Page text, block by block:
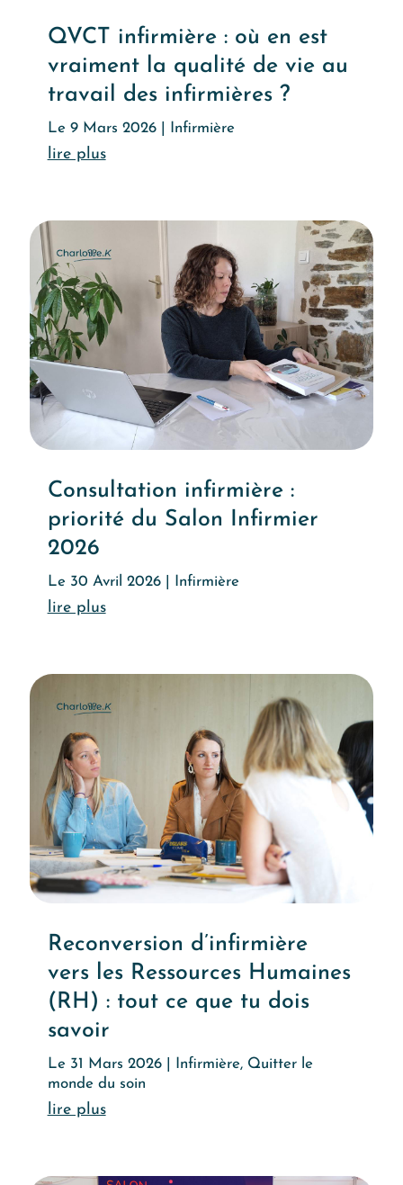
QVCT infirmière : où en est
vraiment la qualité de vie au
travail des infirmières ?
Le 9 Mars 2026| Infirmière
Lire l'article
Consultation infirmière :
priorité du Salon Infirmier
2026
Le 30 Avril 2026| Infirmière
Lire l'article
Reconversion d’infirmière
vers les Ressources Humaines
(RH) : tout ce que tu dois
savoir
Le 31 Mars 2026| Infirmière, Quitter le
monde du soin
Lire l'article